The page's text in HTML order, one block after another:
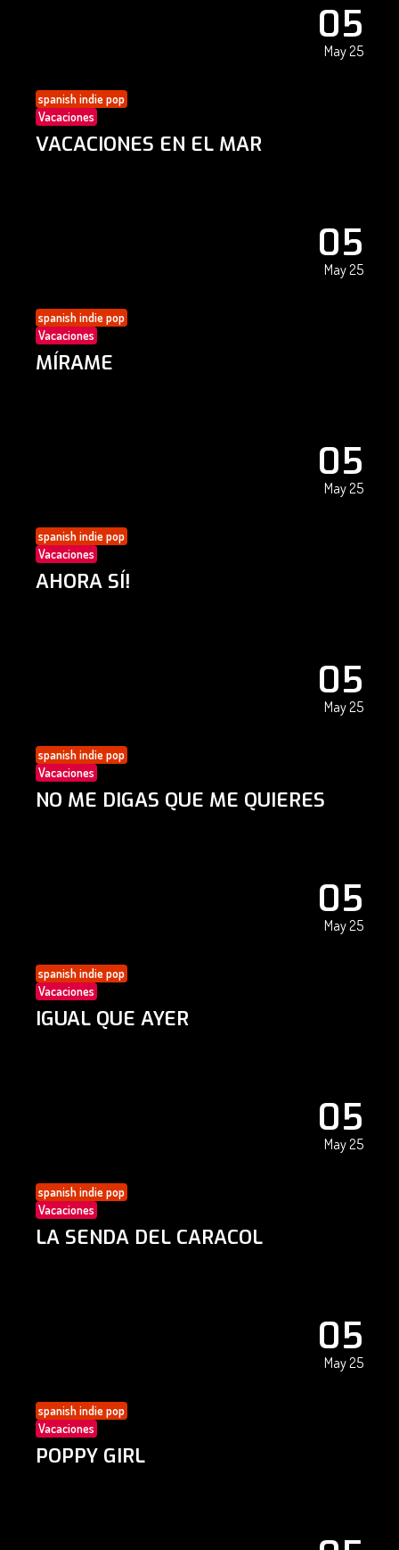
05
May 25
spanish indie pop
Vacaciones
VACACIONES EN EL MAR
05
May 25
spanish indie pop
Vacaciones
MÍRAME
05
May 25
spanish indie pop
Vacaciones
AHORA SÍ!
05
May 25
spanish indie pop
Vacaciones
NO ME DIGAS QUE ME QUIERES
05
May 25
spanish indie pop
Vacaciones
IGUAL QUE AYER
05
May 25
spanish indie pop
Vacaciones
LA SENDA DEL CARACOL
05
May 25
spanish indie pop
Vacaciones
POPPY GIRL